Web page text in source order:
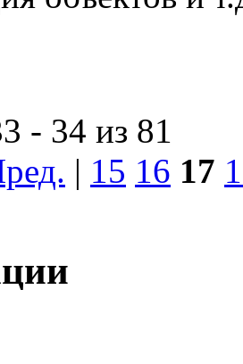
- 34 из 81
| 15 16 17